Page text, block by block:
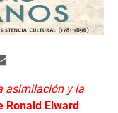
asimilación y la
Ronald Elward